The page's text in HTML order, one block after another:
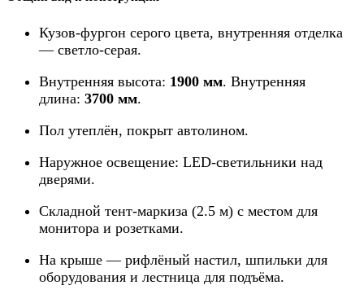
Кузов-фургон серого цвета, внутренняя отделка
— светло-серая.
Внутренняя высота: 1900 мм. Внутренняя
длина: 3700 мм.
Пол утеплён, покрыт автолином.
Наружное освещение: LED-светильники над
дверями.
Складной тент-маркиза (2.5 м) с местом для
монитора и розетками.
На крыше — рифлёный настил, шпильки для
оборудования и лестница для подъёма.